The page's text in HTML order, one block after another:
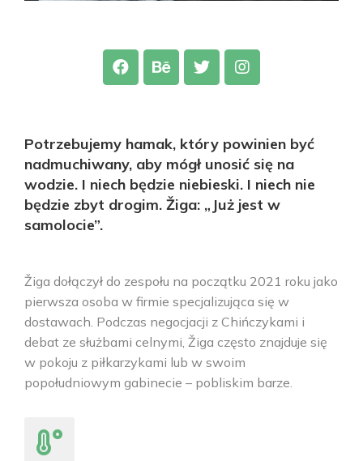
Potrzebujemy hamak, który powinien być
nadmuchiwany, aby mógł unosić się na
wodzie. I niech będzie niebieski. I niech nie
będzie zbyt drogim. Žiga: „Już jest w
samolocie”.
Žiga dołączył do zespołu na początku 2021 roku jako
pierwsza osoba w firmie specjalizująca się w
dostawach. Podczas negocjacji z Chińczykami i
debat ze służbami celnymi, Žiga często znajduje się
w pokoju z piłkarzykami lub w swoim
popołudniowym gabinecie – pobliskim barze.